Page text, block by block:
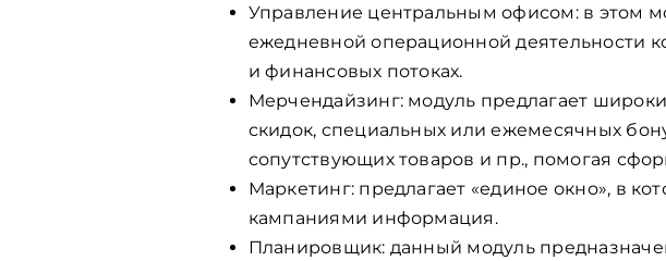
Управление центральным офисом: в этом
ежедневной операционной деятельности
и финансовых потоках.
Мерчендайзинг: модуль предлагает
скидок, специальных или ежемесячных
сопутствующих товаров и пр., помогая
Маркетинг: предлагает «единое окно», в
кампаниями информация.
Планировщик: данный модуль